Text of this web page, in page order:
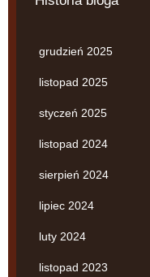
grudzień 2025
listopad 2025
styczeń 2025
listopad 2024
sierpień 2024
lipiec 2024
luty 2024
listopad 2023